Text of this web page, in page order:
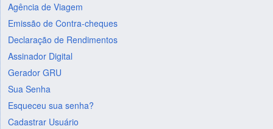
Agência de Viagem
Emissão de Contra-cheques
Declaração de Rendimentos
Assinador Digital
Gerador GRU
Sua Senha
Esqueceu sua senha?
Cadastrar Usuário